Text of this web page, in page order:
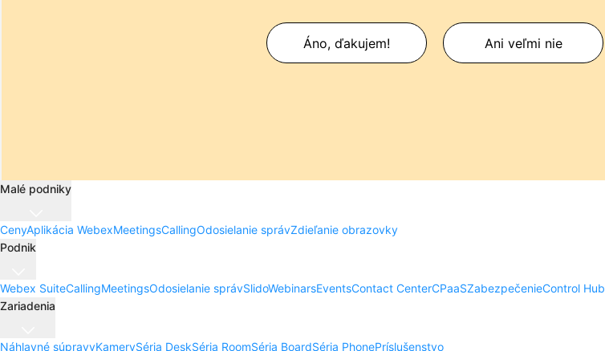
Áno, ďakujem! Ani veľmi nie
Malé podniky
CenyAplikácia WebexMeetingsCallingOdosielanie správZdieľanie obrazovky
Podnik
Webex SuiteCallingMeetingsOdosielanie správSlidoWebinarsEventsContact CenterCPaaSZabezpečenieControl Hub
Zariadenia
Náhlavné súpravyKamerySéria DeskSéria RoomSéria BoardSéria PhonePríslušenstvo